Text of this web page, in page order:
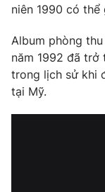
Thị trường 24h
VTV4
niên 1990 có thể
Album phòng
năm 1992 đã trở
trong lịch sử khi
tại Mỹ.